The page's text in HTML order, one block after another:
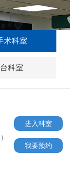
术科室
科室
进入科室
我要预约